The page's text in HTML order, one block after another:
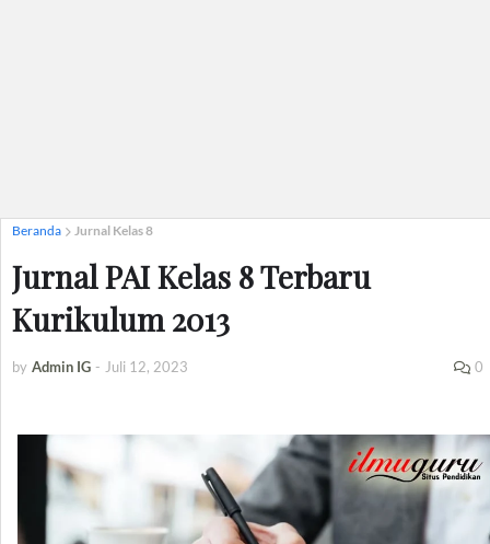
Beranda Jurnal Kelas 8
Jurnal PAI Kelas 8 Terbaru
Kurikulum 2013
by Admin IG - Juli 12, 2023 0